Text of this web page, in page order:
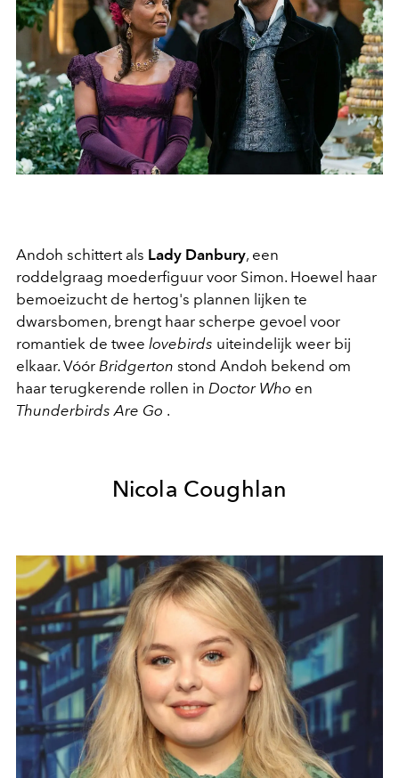
Andoh schittert als Lady Danbury, een
roddelgraag moederfiguur voor Simon. Hoewel haar
bemoeizucht de hertog's plannen lijken te
dwarsbomen, brengt haar scherpe gevoel voor
romantiek de twee lovebirds uiteindelijk weer bij
elkaar. Vóór Bridgerton stond Andoh bekend om
haar terugkerende rollen in Doctor Who en
Thunderbirds Are Go .
Nicola Coughlan